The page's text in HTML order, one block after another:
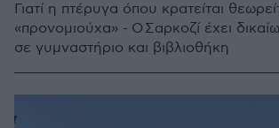
Γιατί η πτέρυγα όπου κρατείται
«προνομιούχα» - Ο Σαρκοζί έχει
σε γυμναστήριο και βιβλιοθήκη